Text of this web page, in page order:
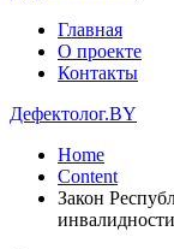
Главная
О проекте
Контакты
Дефектолог.BY
Home
Content
Закон